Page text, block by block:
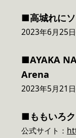
■高城れにソ
2023年6月25
■AYAKA
Arena
2023年5月21
■ ももいろ
公式サイト：